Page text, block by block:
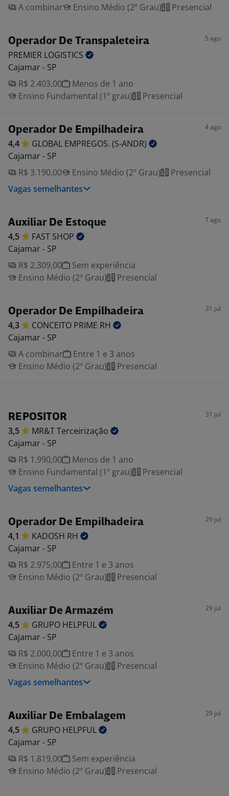
A combinar
Ensino Médio (2º Grau) Presencial
Operador De Transpaleteira 5 ago
PREMIER LOGISTICS
Cajamar - SP
R$ 2.403,00
Menos de 1 ano
Ensino Fundamental (1º grau)
Presencial
Operador De Empilhadeira 4 ago
4,4 GLOBAL EMPREGOS. (S-ANDR)
Cajamar - SP
R$ 3.190,00
Ensino Médio (2º Grau)
Presencial
Vagas semelhantes
Auxiliar De Estoque 7 ago
4,5 FAST SHOP
Cajamar - SP
R$ 2.309,00
Sem experiência
Ensino Médio (2º Grau)
Presencial
Operador De Empilhadeira 31 jul
4,3 CONCEITO PRIME RH
Cajamar - SP
A combinar
Entre 1 e 3 anos
Ensino Médio (2º Grau)
Presencial
REPOSITOR 31 jul
3,5 MR&TTerceirização
Cajamar - SP
R$ 1.990,00
Menos de 1 ano
Ensino Fundamental (1º grau)
Presencial
Vagas semelhantes
Operador De Empilhadeira 29 jul
4,1 KADOSH RH
Cajamar - SP
R$ 2.975,00
Entre 1 e 3 anos
Ensino Médio (2º Grau)
Presencial
Auxiliar De Armazém 29 jul
4,5 GRUPO HELPFUL
Cajamar - SP
R$ 2.000,00
Entre 1 e 3 anos
Ensino Médio (2º Grau)
Presencial
Vagas semelhantes
Auxiliar De Embalagem 29 jul
4,5 GRUPO HELPFUL
Cajamar - SP
R$ 1.819,00
Sem experiência
Ensino Médio (2º Grau)
Presencial